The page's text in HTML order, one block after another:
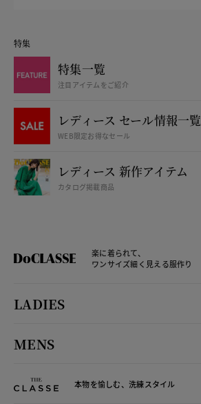
特集
特集一覧
注目アイテムをご紹介
レディース セール情報一覧
WEB限定お得なセール
レディース 新作アイテム
カタログ掲載商品
楽に着られて、
ワンサイズ細く見える服作り
LADIES
MENS
本物を愉しむ、洗練スタイル